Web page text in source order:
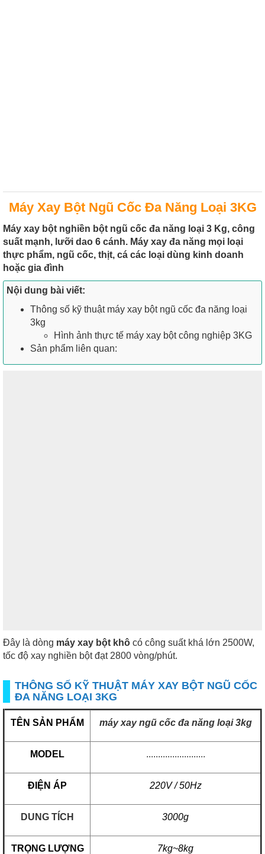
Máy Xay Bột Ngũ Cốc Đa Năng Loại 3KG
Máy xay bột nghiền bột ngũ cốc đa năng loại 3 Kg, công
suất mạnh, lưỡi dao 6 cánh. Máy xay đa năng mọi loại
thực phẩm, ngũ cốc, thịt, cá các loại dùng kinh doanh
hoặc gia đình
Nội dung bài viết:
Thông số kỹ thuật máy xay bột ngũ cốc đa năng loại
3kg
Hình ảnh thực tế máy xay bột công nghiệp 3KG
Sản phẩm liên quan:
Đây là dòng máy xay bột khô có công suất khá lớn 2500W,
tốc độ xay nghiền bột đạt 2800 vòng/phút.
THÔNG SỐ KỸ THUẬT MÁY XAY BỘT NGŨ CỐC
ĐA NĂNG LOẠI 3KG
TÊN SẢN PHẨM máy xay ngũ cốc đa năngloại 3kg
MODEL .........................
ĐIỆN ÁP 220V / 50Hz
DUNG TÍCH 3000g
TRỌNG LƯỢNG 7kg~8kg